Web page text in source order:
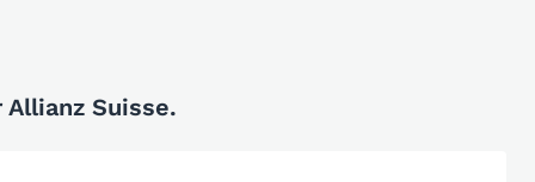
Suisse.